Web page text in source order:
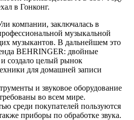
в Гонконг.
компании, заключалась в
музыкальной
музыкантов. В дальнейшем это
BEHRINGER: двойные
создало целый рынок
для домашней записи
и звуковое оборудование
во всем мире.
среди покупателей пользуются
приборы по обработке звука.